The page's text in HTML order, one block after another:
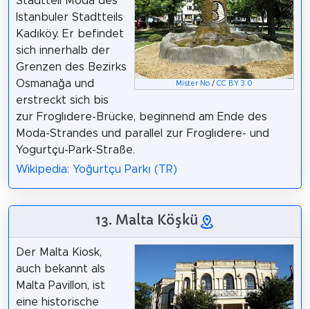
Mister No /CC BY 3.0
Istanbuler Stadtteils
Kadıköy. Er befindet
sich innerhalb der
Grenzen des Bezirks
Osmanağa und
erstreckt sich bis
zur Froglıdere-Brücke, beginnend am Ende des
Moda-Strandes und parallel zur Froglıdere- und
Yogurtçu-Park-Straße.
Wikipedia: Yoğurtçu Parkı (TR)
13. Malta Köşkü
Der Malta Kiosk,
auch bekannt als
Malta Pavillon, ist
eine historische